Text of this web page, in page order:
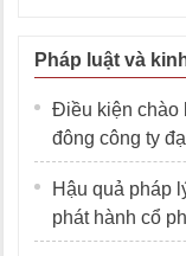
Pháp luật và
Điều kiện chào
đông công ty
Hậu quả pháp
phát hành cổ